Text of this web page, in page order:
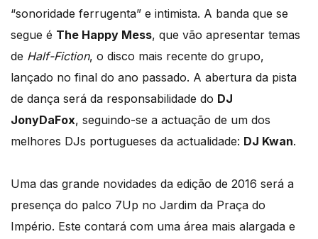
“sonoridade ferrugenta” e intimista. A banda que se
segue é The Happy Mess, que vão apresentar temas
de Half-Fiction, o disco mais recente do grupo,
lançado no final do ano passado. A abertura da pista
de dança será da responsabilidade do DJ
JonyDaFox, seguindo-se a actuação de um dos
melhores DJs portugueses da actualidade: DJ Kwan.
Uma das grande novidades da edição de 2016 será a
presença do palco 7Up no Jardim da Praça do
Império. Este contará com uma área mais alargada e